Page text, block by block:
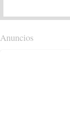
Anuncios